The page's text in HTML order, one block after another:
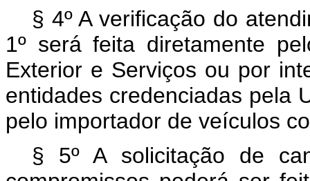
§ 4º A verificação do
1º será feita diretamente
Exterior e Serviços ou por
entidades credenciadas pela
pelo importador de veículos
§ 5º A solicitação de